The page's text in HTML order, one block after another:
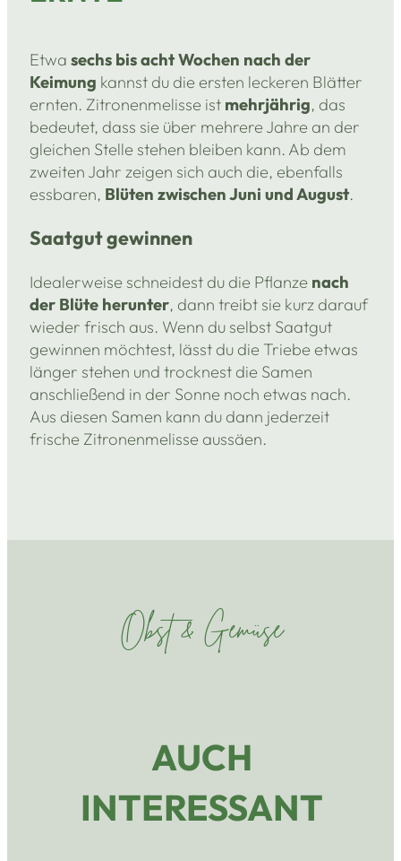
Etwa sechs bis acht Wochen nach der
Keimung kannst du die ersten leckeren Blätter
ernten. Zitronenmelisse ist mehrjährig, das
bedeutet, dass sie über mehrere Jahre an der
gleichen Stelle stehen bleiben kann. Ab dem
zweiten Jahr zeigen sich auch die, ebenfalls
essbaren, Blüten zwischen Juni und August.
Saatgut gewinnen
Idealerweise schneidest du die Pflanze nach
der Blüte herunter, dann treibt sie kurz darauf
wieder frisch aus. Wenn du selbst Saatgut
gewinnen möchtest, lässt du die Triebe etwas
länger stehen und trocknest die Samen
anschließend in der Sonne noch etwas nach.
Aus diesen Samen kann du dann jederzeit
frische Zitronenmelisse aussäen.
Obst & Gemüse
AUCH
INTERESSANT